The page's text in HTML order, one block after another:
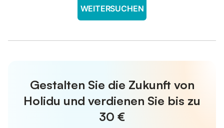
WEITERSUCHEN
Gestalten Sie die Zukunft von
Holidu und verdienen Sie bis zu
30 €